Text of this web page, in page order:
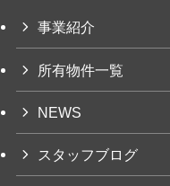
事業紹介
所有物件一覧
NEWS
スタッフブログ